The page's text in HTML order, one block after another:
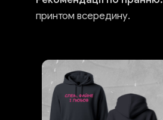
принтом всередину.